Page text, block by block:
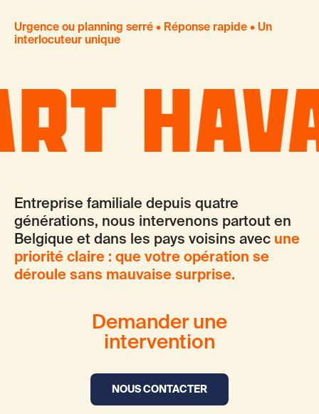
Urgence ou planning serré • Réponse rapide • Un
interlocuteur unique
Entreprise familiale depuis quatre
générations, nous intervenons partout en
Belgique et dans les pays voisins avec une
priorité claire : que votre opération se
déroule sans mauvaise surprise.
Demander une
intervention
NOUS CONTACTER